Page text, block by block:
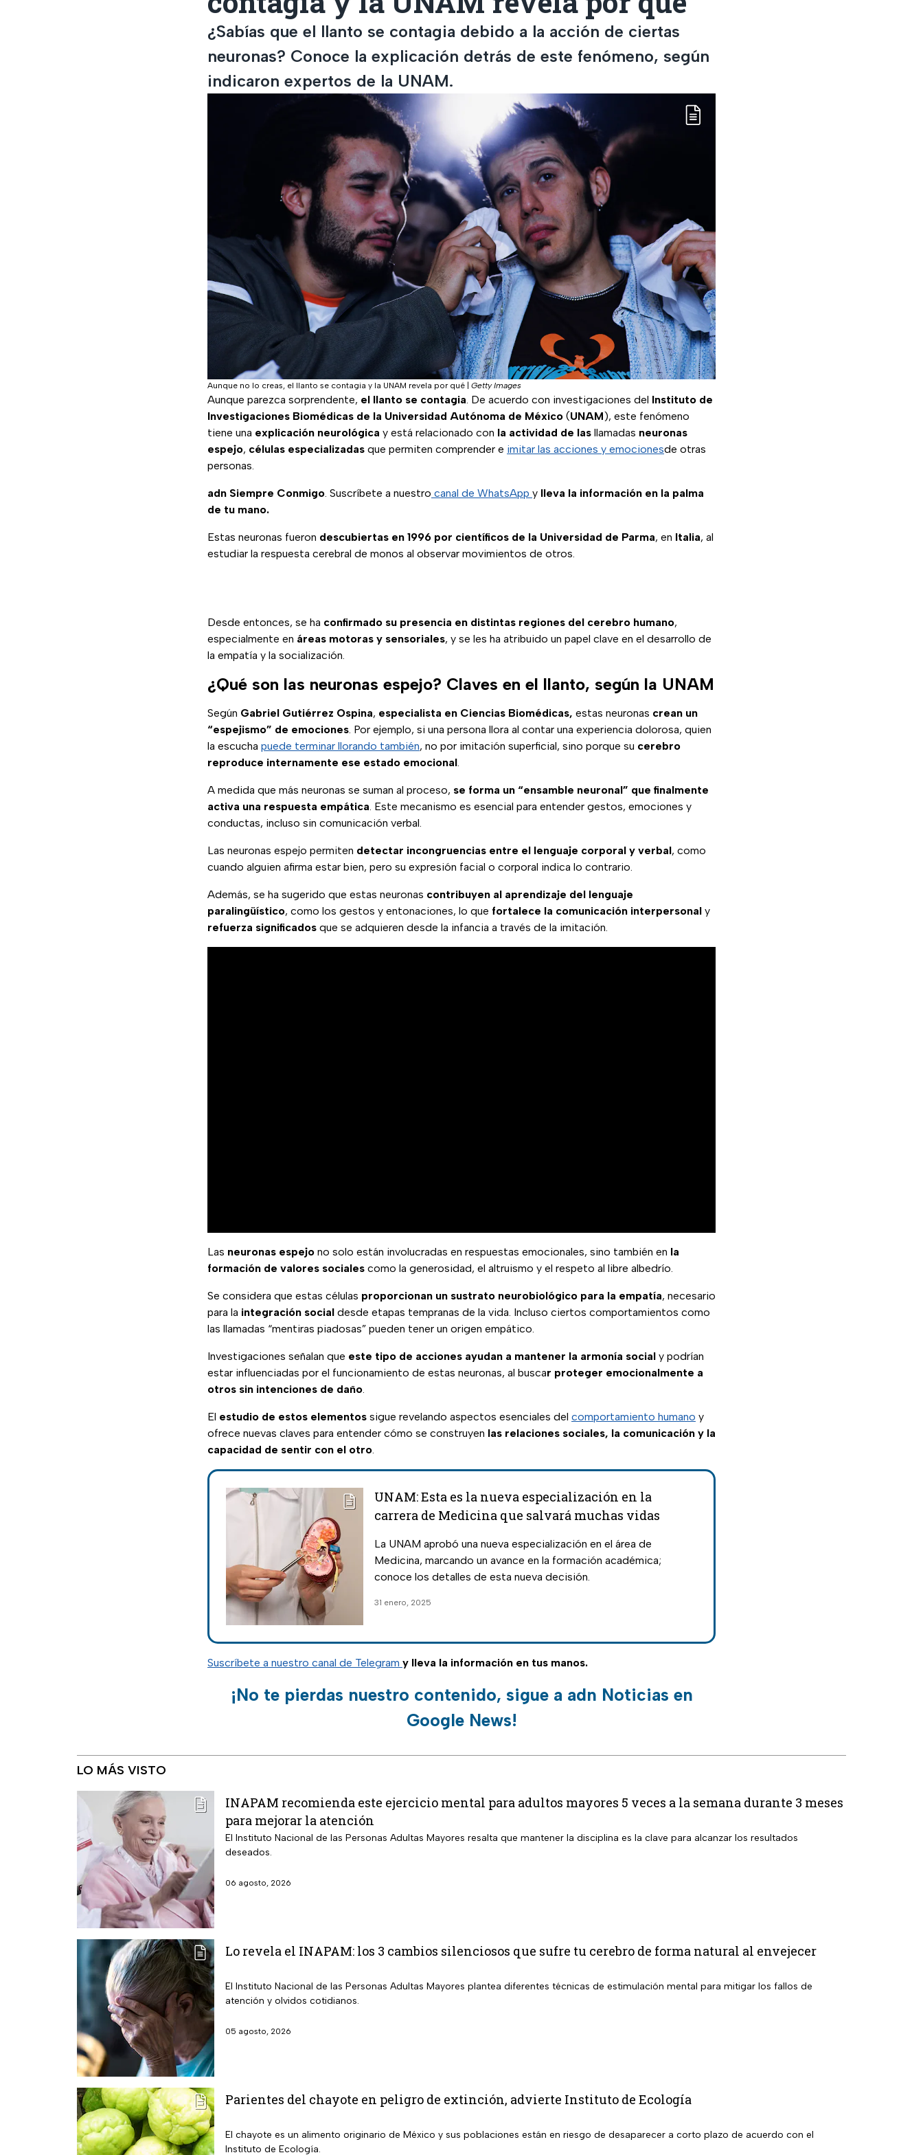
¿Sabías que el llanto se contagia debido a la acción de ciertas
neuronas? Conoce la explicación detrás de este fenómeno, según
indicaron expertos de la UNAM.
Aunque no lo creas, el llanto se contagia y la UNAM revela por qué Getty Images
Aunque parezca sorprendente, el llanto se contagia. De acuerdo con investigaciones del Instituto de
Investigaciones Biomédicas de la Universidad Autónoma de México (UNAM), este fenómeno
tiene una explicación neurológica y está relacionado con la actividad de las llamadas neuronas
espejo, células especializadas que permiten comprender e imitar las acciones y emocionesde otras
personas.
adn Siempre Conmigo. Suscríbete a nuestro canal de WhatsApp y lleva la información en la palma
de tu mano.
Estas neuronas fueron descubiertas en 1996 por científicos de la Universidad de Parma, en Italia, al
estudiar la respuesta cerebral de monos al observar movimientos de otros.
Desde entonces, se ha confirmado su presencia en distintas regiones del cerebro humano,
especialmente en áreas motoras y sensoriales, y se les ha atribuido un papel clave en el desarrollo de
la empatía y la socialización.
¿Qué son las neuronas espejo? Claves en el llanto, según la UNAM
Según Gabriel Gutiérrez Ospina, especialista en Ciencias Biomédicas, estas neuronas crean un
“espejismo” de emociones. Por ejemplo, si una persona llora al contar una experiencia dolorosa, quien
la escucha puede terminar llorando también, no por imitación superficial, sino porque su cerebro
reproduce internamente ese estado emocional.
A medida que más neuronas se suman al proceso, se forma un “ensamble neuronal” que finalmente
activa una respuesta empática. Este mecanismo es esencial para entender gestos, emociones y
conductas, incluso sin comunicación verbal.
Las neuronas espejo permiten detectar incongruencias entre el lenguaje corporal y verbal, como
cuando alguien afirma estar bien, pero su expresión facial o corporal indica lo contrario.
Además, se ha sugerido que estas neuronas contribuyen al aprendizaje del lenguaje
paralingüístico, como los gestos y entonaciones, lo que fortalece la comunicación interpersonal y
refuerza significados que se adquieren desde la infancia a través de la imitación.
Las neuronas espejo no solo están involucradas en respuestas emocionales, sino también en la
formación de valores sociales como la generosidad, el altruismo y el respeto al libre albedrío.
Se considera que estas células proporcionan un sustrato neurobiológico para la empatía, necesario
para la integración social desde etapas tempranas de la vida. Incluso ciertos comportamientos como
las llamadas “mentiras piadosas” pueden tener un origen empático.
Investigaciones señalan que este tipo de acciones ayudan a mantener la armonía social y podrían
estar influenciadas por el funcionamiento de estas neuronas, al buscar proteger emocionalmente a
otros sin intenciones de daño.
El estudio de estos elementos sigue revelando aspectos esenciales del comportamiento humano y
ofrece nuevas claves para entender cómo se construyen las relaciones sociales, la comunicación y la
capacidad de sentir con el otro.
UNAM: Esta es la nueva especialización en la
carrera de Medicina que salvará muchas vidas
La UNAM aprobó una nueva especialización en el área de
Medicina, marcando un avance en la formación académica;
conoce los detalles de esta nueva decisión.
31 enero, 2025
Suscríbete a nuestro canal de Telegram y lleva la información en tus manos.
¡No te pierdas nuestro contenido, sigue a adn Noticias en
Google News!
LO MÁS VISTO
INAPAM recomienda este ejercicio mental para adultos mayores 5 veces a la semana durante 3 meses
para mejorar la atención
El Instituto Nacional de las Personas Adultas Mayores resalta que mantener la disciplina es la clave para alcanzar los resultados
deseados.
06 agosto, 2026
Lo revela el INAPAM: los 3 cambios silenciosos que sufre tu cerebro de forma natural al envejecer
El Instituto Nacional de las Personas Adultas Mayores plantea diferentes técnicas de estimulación mental para mitigar los fallos de
atención y olvidos cotidianos.
05 agosto, 2026
Parientes del chayote en peligro de extinción, advierte Instituto de Ecología
El chayote es un alimento originario de México y sus poblaciones están en riesgo de desaparecer a corto plazo de acuerdo con el
Instituto de Ecología.